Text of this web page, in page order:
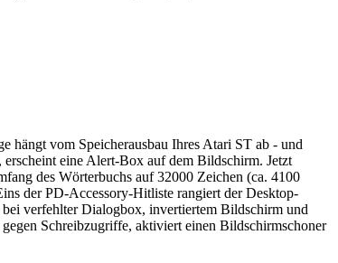
vom Speicherausbau Ihres Atari ST ab - und
eine Alert-Box auf dem Bildschirm. Jetzt
des Wörterbuchs auf 32000 Zeichen (ca. 4100
der PD-Accessory-Hitliste rangiert der Desktop-
verfehlter Dialogbox, invertiertem Bildschirm und
Schreibzugriffe, aktiviert einen Bildschirmschoner